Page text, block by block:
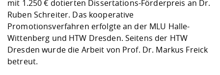
Jobs, Praktika,
mit 1.250 € dotierten Dissertations-Förderpreis an Dr.
Ruben Schreiter. Das kooperative
Promotionsverfahren erfolgte an der MLU Halle-
Wittenberg und HTW Dresden. Seitens der HTW
Dresden wurde die Arbeit von Prof. Dr. Markus Freick
betreut.